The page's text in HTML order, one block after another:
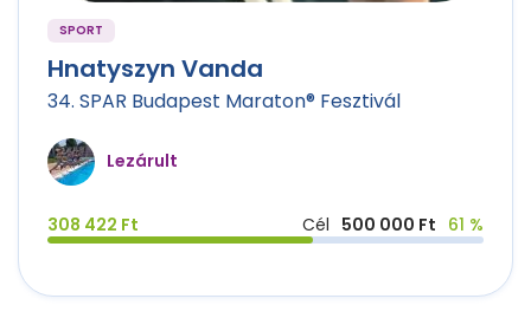
SPORT
Hnatyszyn Vanda
34. SPAR Budapest Maraton® Fesztivál
Lezárult
308 422 Ft Cél 500 000 Ft 61 %